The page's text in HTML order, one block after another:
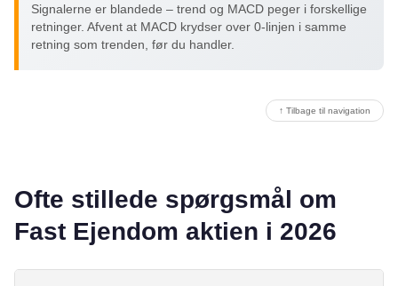
Signalerne er blandede – trend og MACD peger i forskellige
retninger. Afvent at MACD krydser over 0-linjen i samme
retning som trenden, før du handler.
↑ Tilbage til navigation
Ofte stillede spørgsmål om
Fast Ejendom aktien i 2026